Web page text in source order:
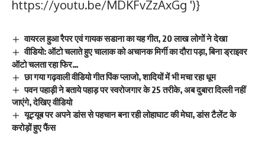
https://youtu.be/MDKFvZzAxGg ')}
वायरल हुआ रैपर एवं गायक सडाना का यह गीत, 20 लाख लोगों ने देखा
वीडियो: ऑटो चलाते हुए चालाक को अचानक मिर्गी का दौरा पड़ा, बिना ड्राइवर
ऑटो चलता रहा फिर…
छा गया गढ़वाली वीडियो गीत पिंक प्लाजो, शादियों में भी मचा रहा धूम
पवन पहाड़ी ने बताये पहाड़ पर स्वरोजगार के 25 तरीके, अब दुबारा दिल्ली नहीं
जाएंगे, देखिए वीडियो
यूट्यूब पर अपने डांस से पहचान बना रही लोहाघाट की मेघा, डांस टैलेंट के
करोड़ों हुए फैंस